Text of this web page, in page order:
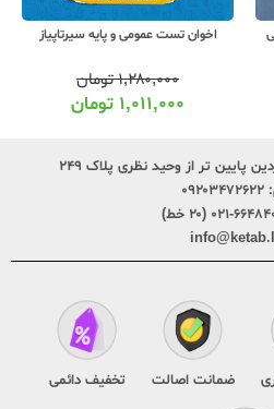
اخوان تست عمومی و پایه سیرتاپیاز
۱,۲۸۰,۰۰۰تومان
۱,۰۱۱,۰۰۰ تومان
۰۹۲۰۳۴۷۲۶۲۲
۰۲۱ (۲۰ خط)
ضمانت اصالت تخفیف دائمی